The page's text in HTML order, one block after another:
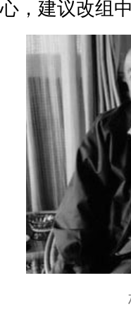
心，建议改组